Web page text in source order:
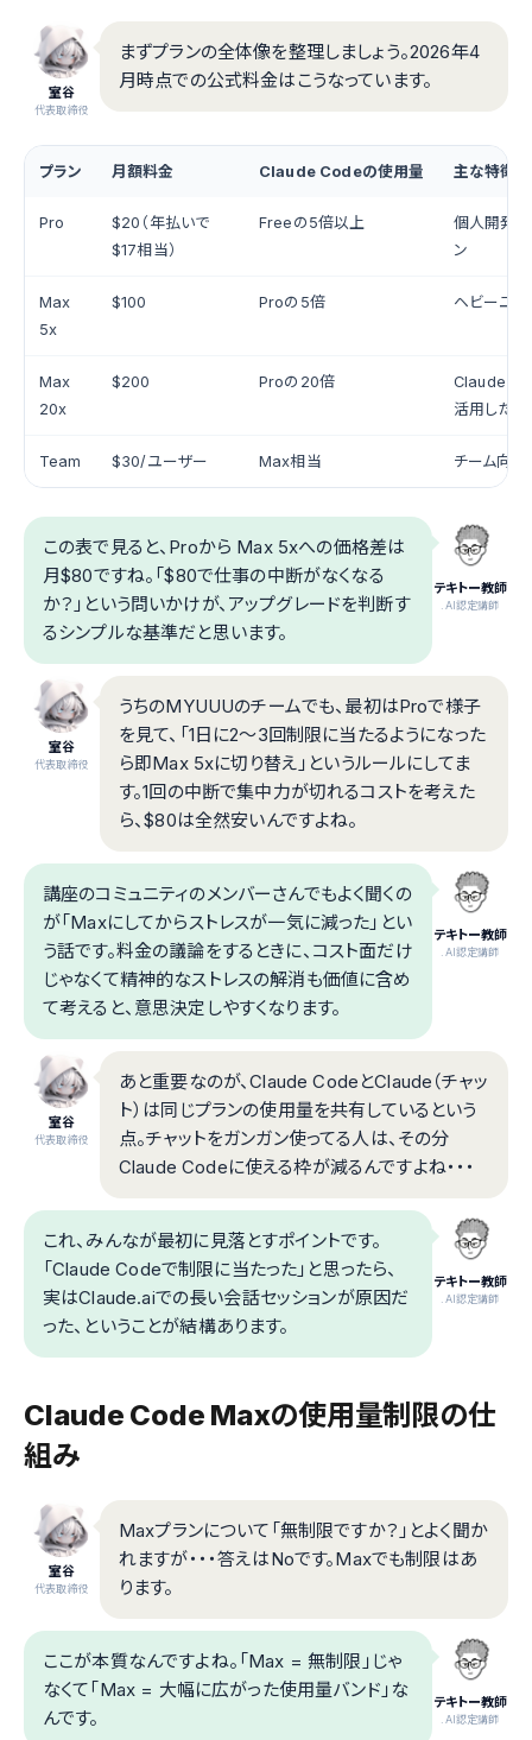
室谷
代表取締役
まずプランの全体像を整理しましょう。2026年4
月時点での公式料金はこうなっています。
プラン 月額料金 Claude Codeの使用量 主な特徴
Pro
$20（年払いで
$17相当）
Freeの5倍以上
個人開発
ン
Max
5x
$100 Proの5倍 ヘビーユ
Max
20x
$200 Proの20倍
Claude
活用した
Team $30/ユーザー Max相当 チーム向け
テキトー教師
.AI認定講師
この表で見ると、Proから Max 5xへの価格差は
月$80ですね。「$80で仕事の中断がなくなる
か？」という問いかけが、アップグレードを判断す
るシンプルな基準だと思います。
室谷
代表取締役
うちのMYUUUのチームでも、最初はProで様子
を見て、「1日に2〜3回制限に当たるようになった
ら即Max 5xに切り替え」というルールにしてま
す。1回の中断で集中力が切れるコストを考えた
ら、$80は全然安いんですよね。
テキトー教師
.AI認定講師
講座のコミュニティのメンバーさんでもよく聞くの
が「Maxにしてからストレスが一気に減った」とい
う話です。料金の議論をするときに、コスト面だけ
じゃなくて精神的なストレスの解消も価値に含め
て考えると、意思決定しやすくなります。
室谷
代表取締役
あと重要なのが、Claude CodeとClaude（チャッ
ト）は同じプランの使用量を共有しているという
点。チャットをガンガン使ってる人は、その分
Claude Codeに使える枠が減るんですよね・・・
テキトー教師
.AI認定講師
これ、みんなが最初に見落とすポイントです。
「Claude Codeで制限に当たった」と思ったら、
実はClaude.aiでの長い会話セッションが原因だ
った、ということが結構あります。
Claude Code Maxの使用量制限の仕
組み
室谷
代表取締役
Maxプランについて「無制限ですか？」とよく聞か
れますが・・・答えはNoです。Maxでも制限はあ
ります。
テキトー教師
.AI認定講師
ここが本質なんですよね。「Max = 無制限」じゃ
なくて「Max = 大幅に広がった使用量バンド」な
んです。